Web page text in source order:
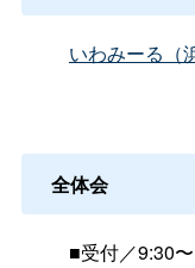
いわみーる（
全体会
■受付／9:30